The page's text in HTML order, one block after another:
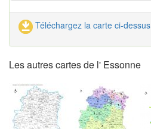
Téléchargez la carte ci-dessus
Les autres cartes de l' Essonne